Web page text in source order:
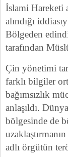
İslami Hareketi
alındığı
Bölgeden
tarafından
Çin yönetimi
farklı bilgiler
bağımsızlık
anlaşıldı.
bölgesinde de
adlı örgütün